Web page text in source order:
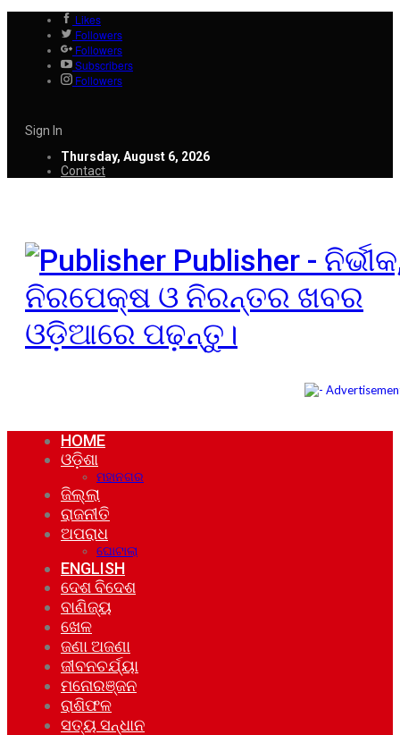
Likes
Followers
Followers
Subscribers
Followers
Sign In
Thursday, August 6, 2026
Contact
Publisher -
ନିରପେକ୍ଷ ଓ ନିରନ୍ତର ଖବର
ଓଡ଼ିଆରେ ପଢ଼ନ୍ତୁ।
HOME
ଓଡ଼ିଶା
ମହାନଗର
ଜିଲ୍ଲା
ରାଜନୀତି
ଅପରାଧ
ଘୋଟାଲା
ENGLISH
ଦେଶ ବିଦେଶ
ବାଣିଜ୍ୟ
ଖେଳ
ଜଣା ଅଜଣା
ଜୀବନଚର୍ଯ୍ୟା
ମନୋରଞ୍ଜନ
ରାଶିଫଳ
ସତ୍ୟ ସନ୍ଧାନ